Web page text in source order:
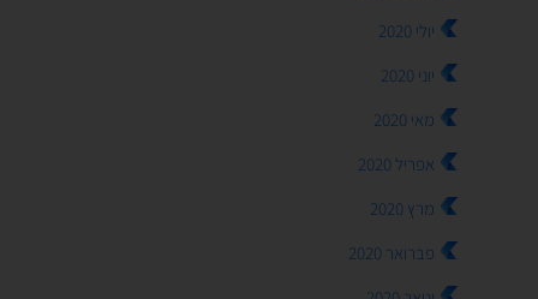
יולי 2020
יוני 2020
מאי 2020
אפריל 2020
מרץ 2020
פברואר 2020